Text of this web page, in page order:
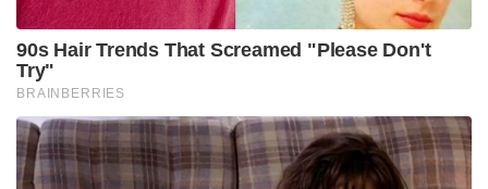
ലക്ഷണങ്ങൾ കാണിക്കാൻ എടുക്കുന്നു.
സമ്പർക്കമുണ്ടായി രണ്ട് മുതൽ ആറ് ആഴ്ചകൾ വരെ
കഴിഞ്ഞേ ലക്ഷണങ്ങൾ പുറത്തുവരൂ. ഈ ദീർഘമായ
സമയം രോഗനിയന്ത്രണത്തിന്
ആരോഗ്യപ്രവർത്തകരെ സഹായിക്കുന്നുണ്ട്. കപ്പലിലെ
ഭൂരിഭാഗം യാത്രക്കാരും ഈ നിരീക്ഷണ കാലയളവ്